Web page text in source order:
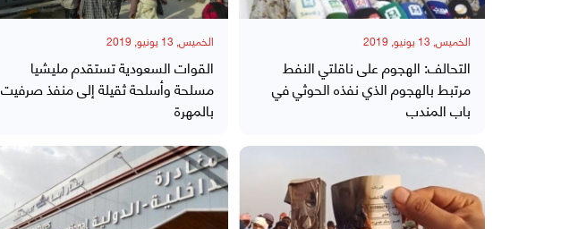
الخميس, 13 يونيو, 2019
التحالف: الهجوم على ناقلتي النفط
مرتبط بالهجوم الذي نفذه الحوثي في
باب المندب
الخميس, 13 يونيو, 2019
القوات السعودية تستقدم مليشيا
مسلحة وأسلحة ثقيلة إلى منفذ صرفيت
بالمهرة